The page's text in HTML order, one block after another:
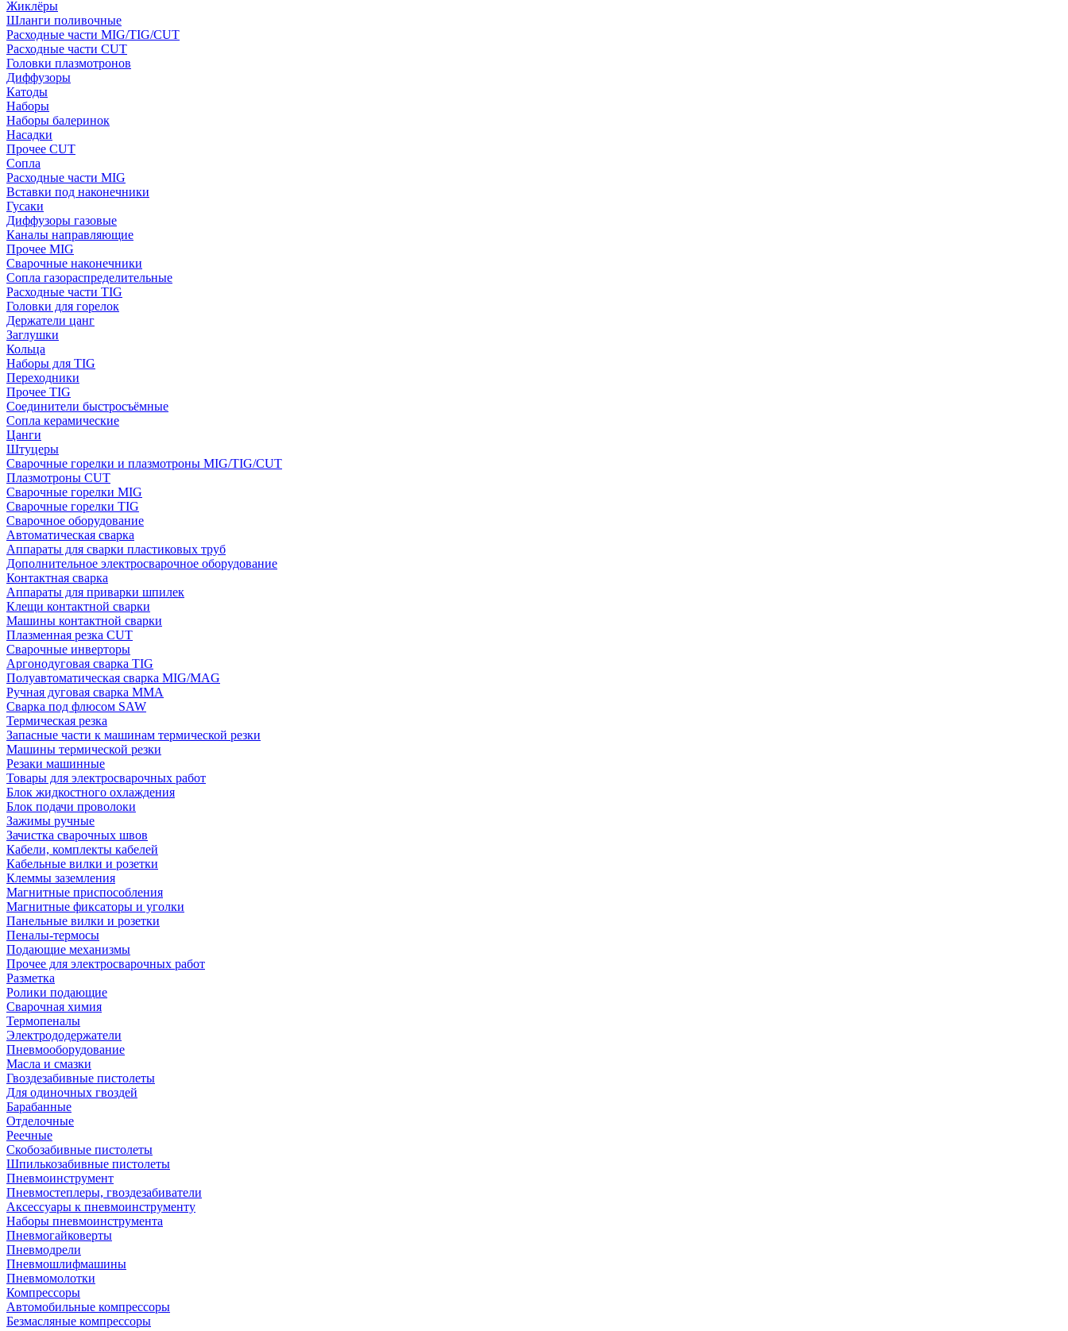
Жиклёры
Шланги поливочные
Расходные части MIG/TIG/CUT
Расходные части CUT
Головки плазмотронов
Диффузоры
Катоды
Наборы
Наборы балеринок
Насадки
Прочее CUT
Сопла
Расходные части MIG
Вставки под наконечники
Гусаки
Диффузоры газовые
Каналы направляющие
Прочее MIG
Сварочные наконечники
Сопла газораспределительные
Расходные части TIG
Головки для горелок
Держатели цанг
Заглушки
Кольца
Наборы для TIG
Переходники
Прочее TIG
Соединители быстросъёмные
Сопла керамические
Цанги
Штуцеры
Сварочные горелки и плазмотроны MIG/TIG/CUT
Плазмотроны CUT
Сварочные горелки MIG
Сварочные горелки TIG
Сварочное оборудование
Автоматическая сварка
Аппараты для сварки пластиковых труб
Дополнительное электросварочное оборудование
Контактная сварка
Аппараты для приварки шпилек
Клещи контактной сварки
Машины контактной сварки
Плазменная резка CUT
Сварочные инверторы
Аргонодуговая сварка TIG
Полуавтоматическая сварка MIG/MAG
Ручная дуговая сварка MMA
Сварка под флюсом SAW
Термическая резка
Запасные части к машинам термической резки
Машины термической резки
Резаки машинные
Товары для электросварочных работ
Блок жидкостного охлаждения
Блок подачи проволоки
Зажимы ручные
Зачистка сварочных швов
Кабели, комплекты кабелей
Кабельные вилки и розетки
Клеммы заземления
Магнитные приспособления
Магнитные фиксаторы и уголки
Панельные вилки и розетки
Пеналы-термосы
Подающие механизмы
Прочее для электросварочных работ
Разметка
Ролики подающие
Сварочная химия
Термопеналы
Электрододержатели
Пневмооборудование
Масла и смазки
Гвоздезабивные пистолеты
Для одиночных гвоздей
Барабанные
Отделочные
Реечные
Скобозабивные пистолеты
Шпилькозабивные пистолеты
Пневмоинструмент
Пневмостеплеры, гвоздезабиватели
Аксессуары к пневмоинструменту
Наборы пневмоинструмента
Пневмогайковерты
Пневмодрели
Пневмошлифмашины
Пневмомолотки
Компрессоры
Автомобильные компрессоры
Безмасляные компрессоры